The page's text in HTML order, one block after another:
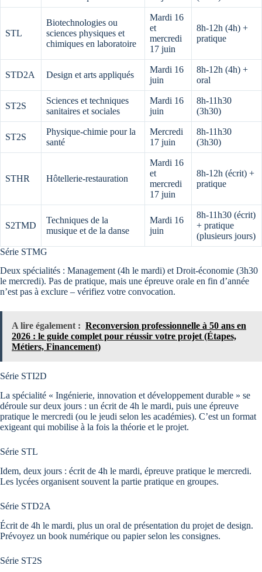
STL
Biotechnologies ou
sciences physiques et
chimiques en laboratoire
Mardi 16
et
mercredi
17 juin
8h-12h (4h) +
pratique
STD2A Design et arts appliqués
Mardi 16
juin
8h-12h (4h) +
oral
ST2S
Sciences et techniques
sanitaires et sociales
Mardi 16
juin
8h-11h30
(3h30)
ST2S
Physique-chimie pour la
santé
Mercredi
17 juin
8h-11h30
(3h30)
STHR Hôtellerie-restauration
Mardi 16
et
mercredi
17 juin
8h-12h (écrit) +
pratique
S2TMD
Techniques de la
musique et de la danse
Mardi 16
juin
8h-11h30 (écrit)
+ pratique
(plusieurs jours)
Série STMG
Deux spécialités : Management (4h le mardi) et Droit-économie (3h30
le mercredi). Pas de pratique, mais une épreuve orale en fin d’année
n’est pas à exclure – vérifiez votre convocation.
A lire également : Reconversion professionnelle à 50 ans en
2026 : le guide complet pour réussir votre projet (Étapes,
Métiers, Financement)
Série STI2D
La spécialité « Ingénierie, innovation et développement durable » se
déroule sur deux jours : un écrit de 4h le mardi, puis une épreuve
pratique le mercredi (ou le jeudi selon les académies). C’est un format
exigeant qui mobilise à la fois la théorie et le projet.
Série STL
Idem, deux jours : écrit de 4h le mardi, épreuve pratique le mercredi.
Les lycées organisent souvent la partie pratique en groupes.
Série STD2A
Écrit de 4h le mardi, plus un oral de présentation du projet de design.
Prévoyez un book numérique ou papier selon les consignes.
Série ST2S